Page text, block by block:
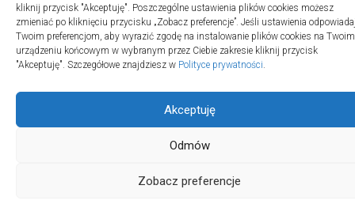
kliknij przycisk "Akceptuję". Poszczególne ustawienia plików cookies możesz
zmieniać po kliknięciu przycisku „Zobacz preferencje”. Jeśli ustawienia
Twoim preferencjom, aby wyrazić zgodę na instalowanie plików cookies na Twoim
urządzeniu końcowym w wybranym przez Ciebie zakresie kliknij przycisk
"Akceptuję". Szczegółowe znajdziesz w Polityce prywatności.
Akceptuję
Odmów
Zobacz preferencje